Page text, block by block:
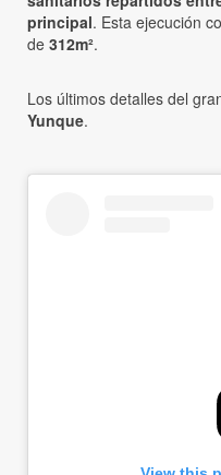
principal. Esta ejecución
de 312m².
Los últimos detalles del
Yunque.